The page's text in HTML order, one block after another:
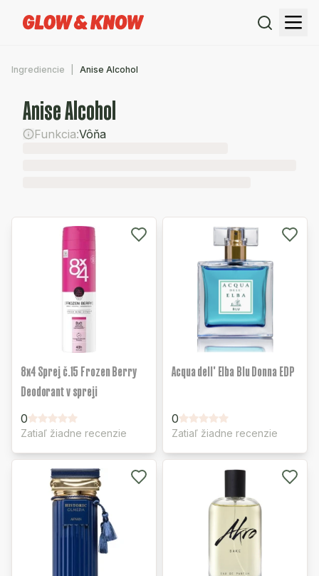
Ingrediencie Anise Alcohol
Anise Alcohol
Funkcia:Vôňa
8x4 Sprej č.15 Frozen Berry
Deodorant v spreji
0
Zatiaľ žiadne recenzie
Acqua dell' Elba Blu Donna EDP
0
Zatiaľ žiadne recenzie